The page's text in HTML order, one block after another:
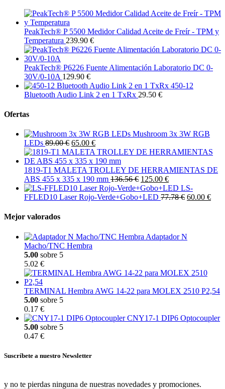
PeakTech® P 5500 Medidor Calidad Aceite de Freír - TPM y
Temperatura 239.90 €
PeakTech® P6226 Fuente Alimentación Laboratorio DC 0-
30V/0-10A 129.90 €
450-12
Bluetooth Audio Link 2 en 1 TxRx 29.50 €
Ofertas
Mushroom 3x 3W RGB
LEDs 89.00 € 65.00 €
1819-T1 MALETA TROLLEY DE HERRAMIENTAS DE
ABS 455 x 335 x 190 mm 136.56 € 125.00 €
LS-
FFLED10 Laser Rojo-Verde+Gobo+LED 77.78 € 60.00 €
Mejor valorados
Adaptador N
Macho/TNC Hembra
5.00 sobre 5
5.02 €
TERMINAL Hembra AWG 14-22 para MOLEX 2510 P2,54
5.00 sobre 5
0.17 €
CNY17-1 DIP6 Optocoupler
5.00 sobre 5
0.47 €
Suscríbete a nuestro Newsletter
y no te pierdas ninguna de nuestras novedades y promociones.